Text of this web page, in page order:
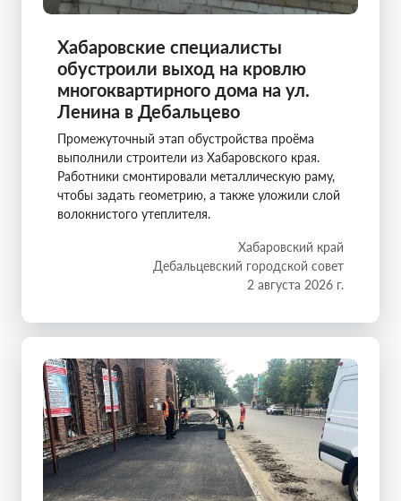
Хабаровские специалисты
обустроили выход на кровлю
многоквартирного дома на ул.
Ленина в Дебальцево
Промежуточный этап обустройства проёма
выполнили строители из Хабаровского края.
Работники смонтировали металлическую раму,
чтобы задать геометрию, а также уложили слой
волокнистого утеплителя.
Хабаровский край
Дебальцевский городской совет
2 августа 2026 г.